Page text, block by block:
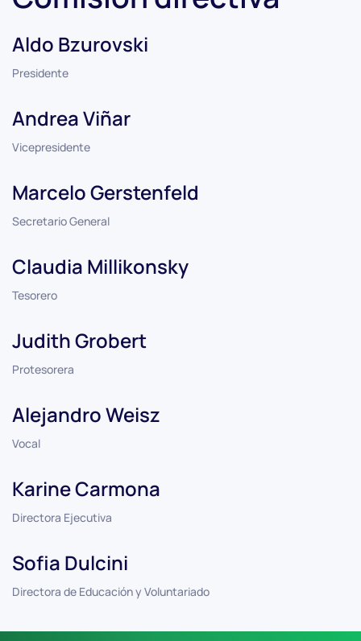
Aldo Bzurovski
Presidente
Andrea Viñar
Vicepresidente
Marcelo Gerstenfeld
Secretario General
Claudia Millikonsky
Tesorero
Judith Grobert
Protesorera
Alejandro Weisz
Vocal
Karine Carmona
Directora Ejecutiva
Sofia Dulcini
Directora de Educación y Voluntariado